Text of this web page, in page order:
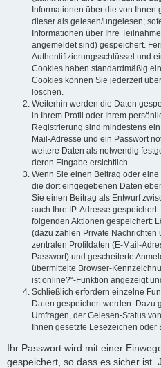
Informationen über die von
dieser als gelesen/ungelesen;
Informationen über Ihre
angemeldet sind) gespeichert.
Authentifizierungsschlüssel und
Cookies haben standardmäßig
Cookies können Sie jederzeit
löschen.
Weiterhin werden die Daten
in Ihrem Profil oder Ihrem
Registrierung sind mindestens
Mail-Adresse und ein Passwort
weitere Daten als notwendig
deren Eingabe ersichtlich.
Wenn Sie einen Beitrag oder
die dort eingegebenen Daten
Sie einen Beitrag als Entwurf
auch Ihre IP-Adresse
folgenden Aktionen gespeichert:
(dazu zählen Private Nachrichten
zentralen Profildaten (E-Mail-
Passwort) und gescheiterte
übermittelte Browser-
ist online?“-Funktion angezeigt
Schließlich erfordern einzelne
Daten gespeichert werden. Dazu
Umfragen, der Gelesen-Status
Ihnen gesetzte Lesezeichen
Ihr Passwort wird mit einer
gespeichert, so dass es sicher ist.